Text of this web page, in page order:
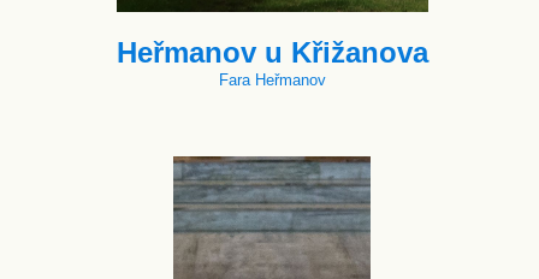
Heřmanov u Křižanova
Fara Heřmanov